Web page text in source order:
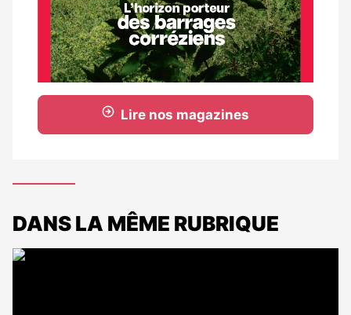
Lire nos magazines
DANS LA MÊME RUBRIQUE